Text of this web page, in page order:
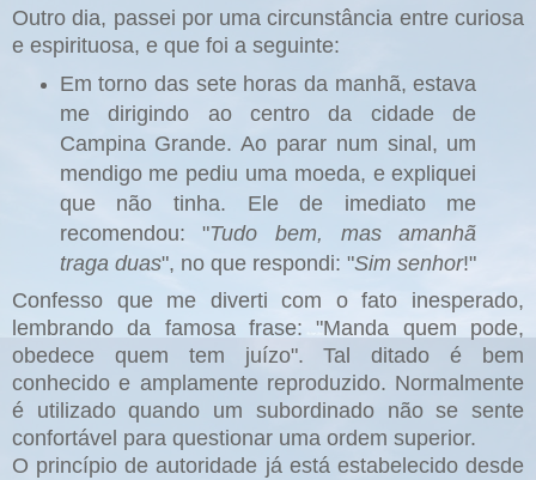
Outro dia, passei por uma circunstância entre curiosa
e espirituosa, e que foi a seguinte:
Em torno das sete horas da manhã, estava
me dirigindo ao centro da cidade de
Campina Grande. Ao parar num sinal, um
mendigo me pediu uma moeda, e expliquei
que não tinha. Ele de imediato me
recomendou: "Tudo bem, mas amanhã
traga duas", no que respondi: "Sim senhor!"
Confesso que me diverti com o fato inesperado,
lembrando da famosa frase: "Manda quem pode,
obedece quem tem juízo". Tal ditado é bem
conhecido e amplamente reproduzido. Normalmente
é utilizado quando um subordinado não se sente
confortável para questionar uma ordem superior.
O princípio de autoridade já está estabelecido desde